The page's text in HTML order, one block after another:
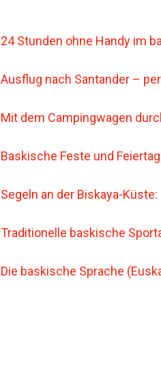
24 Stunden ohne Handy im
Ausflug nach Santander –
Mit dem Campingwagen
Baskische Feste und
Segeln an der Biskaya-
Traditionelle baskische
Die baskische Sprache